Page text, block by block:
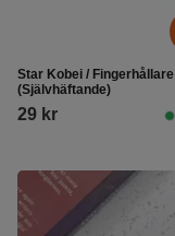
Star Kobei / Fingerhållare
(Självhäftande)
29 kr